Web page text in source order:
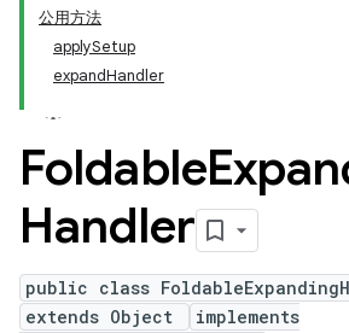
公用方法
applySetup
expandHandler
Foldable
Handler
public class
extends Object
implements